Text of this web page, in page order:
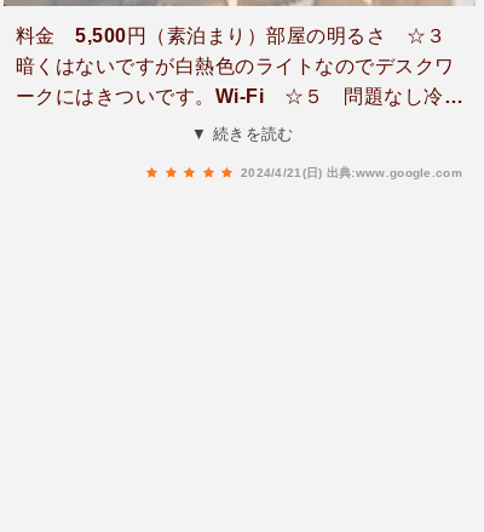
料金 5,500円（素泊まり）部屋の明るさ ☆３
暗くはないですが白熱色のライトなのでデスクワ
ークにはきついです。Wi-Fi ☆５ 問題なし冷蔵
庫 有レンジ １階と２階に１台づつ空調 各室
▼ 続きを読む
2024/4/21(日) 出典:www.google.com